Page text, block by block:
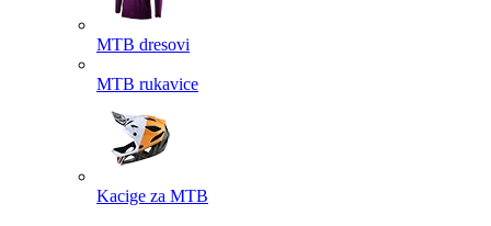
MTB dresovi
MTB rukavice
Kacige za MTB